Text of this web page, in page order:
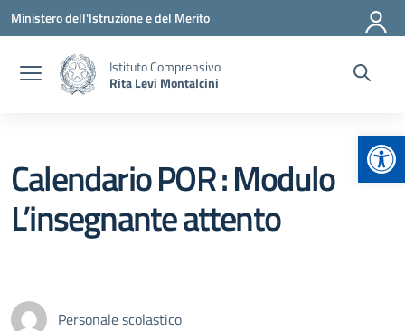
Vai ai contenuti
Vai al menu di navigazione
Vai al footer
Ministero dell'Istruzione e del Merito
Istituto Comprensivo
Rita Levi Montalcini
Calendario POR : Modulo
L’insegnante attento
Personale scolastico